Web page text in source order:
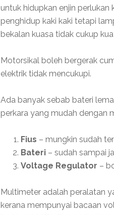
untuk hidupkan enjin
penghidup kaki kaki tetapi
bekalan kuasa tidak cukup
Motorsikal boleh bergerak
elektrik tidak mencukupi.
Ada banyak sebab bateri
perkara yang mudah dengan
Fius – mungkin sudah
Bateri – sudah sampai
Voltage Regulator –
Multimeter adalah peralatan
kerana mempunyai bacaan